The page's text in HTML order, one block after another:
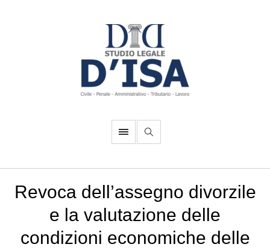
Revoca dell’assegno divorzile
e la valutazione delle
condizioni economiche delle